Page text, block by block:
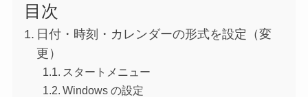
目次
日付・時刻・カレンダーの形式を設定（変
更）
スタートメニュー
Windows の設定